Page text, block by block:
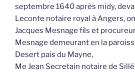
septembre 1640 après midy,
Leconte notaire royal à Angers,
Jacques Mesnage fils et
Mesnage demeurant en la
Desert pais du Mayne,
Me Jean Secretain notaire de